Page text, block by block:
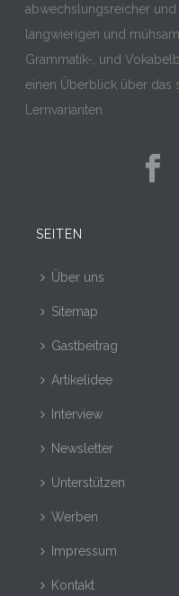
abwechslungsreicher
langwierigen und
Grammatik-, und
einen Überblick über das
Lernvarianten.
SEITEN
Über uns
Sitemap
Gastbeitrag
Artikelidee
Interview
Newsletter
Unterstützen
Werben
Impressum
Kontakt